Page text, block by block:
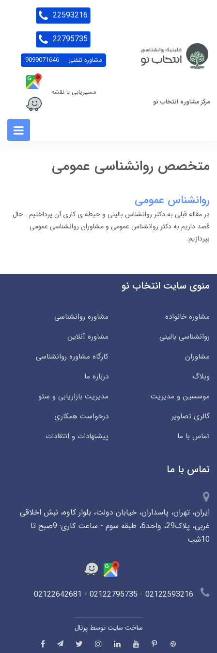
مرکز مشاوره انتخاب نو
مشاوره تلفنی 9099071646
مسیریابی با نقشه
22593216
22795735
متخصص روانشناسی عمومی
روانشناس عمومی
در مقاله قبلی به دکتر روانشناس بالینی و حیطه ی کاری آن پرداختیم . حال
قصد داریم به دکتر روانشناس عمومی و مشاوران روانشناسی عمومی
بپردازیم.
منوی سایت انتخاب نو
مشاوره خانواده
مشاوره روانشناسی
روانشناسی بالینی
مشاوره آنلاین
مشاوران
کارگاه مشاوره روانشناسی
وبلاگ
درباره ما
موسسین و مدیریت
مدیریت بازاریابی و سئو
گالری تصاویر
درخواست همکاری
تماس با ما
پیشنهادات و انتقادات
تماس با ما
ایران، تهران، پاسداران، خیابان دولت، بلوار کاوه، نبش اخلاقی
غربی، پلاک29، واحد6، طبقه سوم - ساعت کاری: 9صبح تا
10شب
ساخت سایت توسطپرتال